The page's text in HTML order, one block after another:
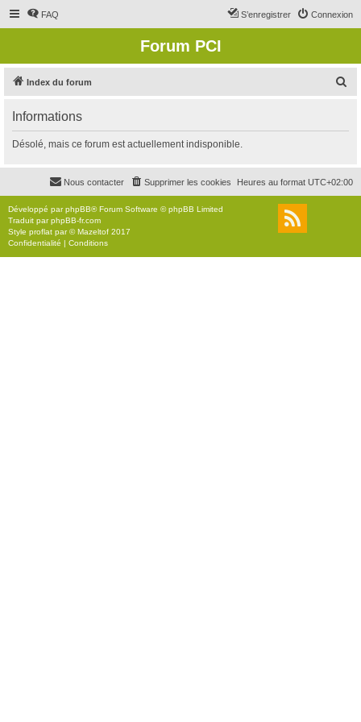
FAQ Connexion
S’enregistrer
Forum PCI
Index du forum
r
c
r
Informations
Désolé, mais ce forum est actuellement indisponible.
Heures au format UTC+02:00
Supprimer les cookies
Nous contacter
Développé parphpBB® Forum Software © phpBB Limited
Traduit parphpBB-fr.com
Style proflat par ©Mazeltof 2017
Confidentialité | Conditions